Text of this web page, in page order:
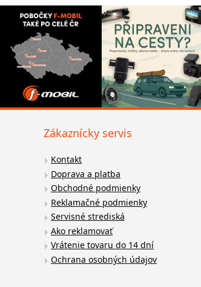
Zákaznícky servis
Kontakt
Doprava a platba
Obchodné podmienky
Reklamačné podmienky
Servisné strediská
Ako reklamovať
Vrátenie tovaru do 14 dní
Ochrana osobných údajov